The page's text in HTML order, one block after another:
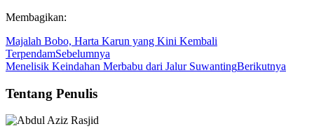
Membagikan:
Majalah Bobo, Harta Karun yang Kini Kembali
TerpendamSebelumnya
Menelisik Keindahan Merbabu dari Jalur SuwantingBerikutnya
Tentang Penulis